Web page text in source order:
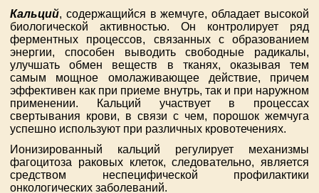
Кальций, содержащийся в жемчуге, обладает высокой
биологической активностью. Он контролирует ряд
ферментных процессов, связанных с образованием
энергии, способен выводить свободные радикалы,
улучшать обмен веществ в тканях, оказывая тем
самым мощное омолаживающее действие, причем
эффективен как при приеме внутрь, так и при наружном
применении. Кальций участвует в процессах
свертывания крови, в связи с чем, порошок жемчуга
успешно используют при различных кровотечениях.
Ионизированный кальций регулирует механизмы
фагоцитоза раковых клеток, следовательно, является
средством неспецифической профилактики
онкологических заболеваний.